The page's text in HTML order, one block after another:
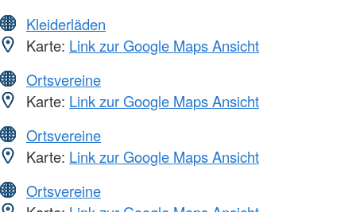
Kleiderläden
Karte: Link zur Google Maps Ansicht
Ortsvereine
Karte: Link zur Google Maps Ansicht
Ortsvereine
Karte: Link zur Google Maps Ansicht
Ortsvereine